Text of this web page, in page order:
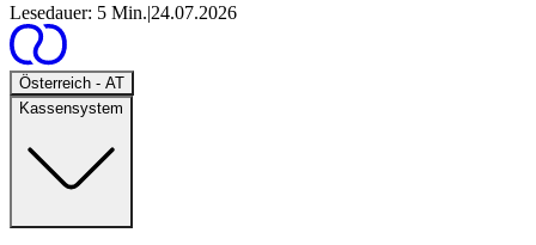
Lesedauer: 5 Min.|24.07.2026
Österreich - ATOpen
Kassensystem